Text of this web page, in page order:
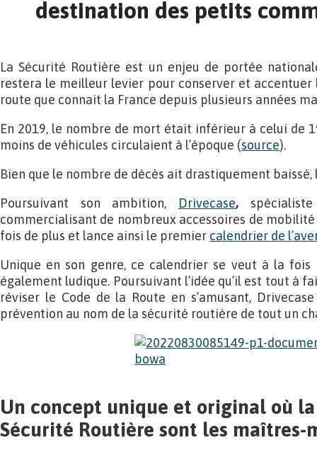
destination des petits
La Sécurité Routière est un enjeu de portée
restera le meilleur levier pour conserver et accentuer
route que connait la France depuis plusieurs années
En 2019, le nombre de mort était inférieur à celui de
moins de véhicules circulaient à l’époque (source).
Bien que le nombre de décès ait drastiquement
Poursuivant son ambition,
Drivecase,
commercialisant de nombreux accessoires de
fois de plus et lance ainsi le premier calendrier de
Unique en son genre, ce calendrier se veut à la fois
également ludique. Poursuivant l’idée qu’il est tout à
réviser le Code de la Route en s’amusant,
prévention au nom de la sécurité routière de tout un
Un concept unique et original où
Sécurité Routière sont les maîtres-